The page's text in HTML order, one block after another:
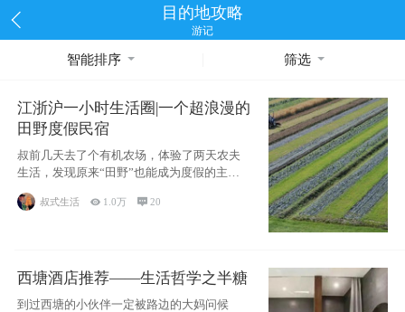
目的地攻略
游记
智能排序 筛选
江浙沪一小时生活圈|一个超浪漫的
田野度假民宿
叔前几天去了个有机农场，体验了两天农夫
生活，发现原来“田野”也能成为度假的主旋
律。江
叔式生活  1.0万 20
西塘酒店推荐——生活哲学之半糖
到过西塘的小伙伴一定被路边的大妈问候